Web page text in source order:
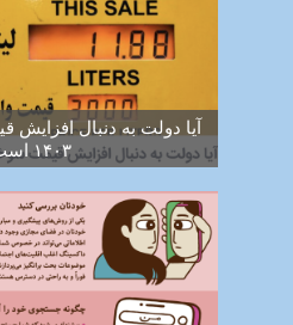
آیا دولت به دنبال
۱۴۰۳ است؟